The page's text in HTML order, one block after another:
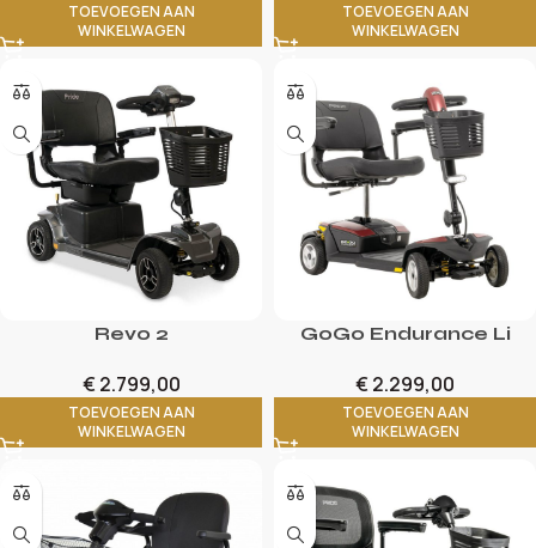
TOEVOEGEN AAN
WINKELWAGEN
TOEVOEGEN AAN
WINKELWAGEN
Revo 2
€ 2.799,00
TOEVOEGEN AAN
WINKELWAGEN
GoGo Endurance Li
€ 2.299,00
TOEVOEGEN AAN
WINKELWAGEN